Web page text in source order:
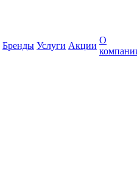
Бренды Услуги Акции
О